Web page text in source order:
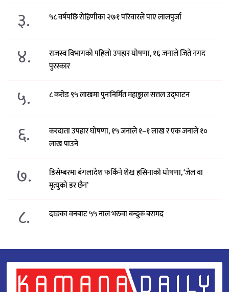
३. ५८ वर्षपछि रोहिणीका २७१ परिवारले पाए लालपुर्जा
४.
राजस्व विभागको पहिलो उपहार घोषणा, १६ जनाले जिते नगद
पुरस्कार
५. ८ करोड ९५ लाखमा पुनःनिर्मित महाङ्काल सत्तल उद्घाटन
६.
करदाता उपहार घोषणा, १५ जनाले १–१ लाख र एक जनाले १०
लाख पाउने
७.
डिसेम्बरमा बंगलादेश फर्किने शेख हसिनाको घोषणा, ‘जेल वा
मृत्युको डर छैन’
८. दाङका वनबाट ५५ नाल भरुवा बन्दुक बरामद